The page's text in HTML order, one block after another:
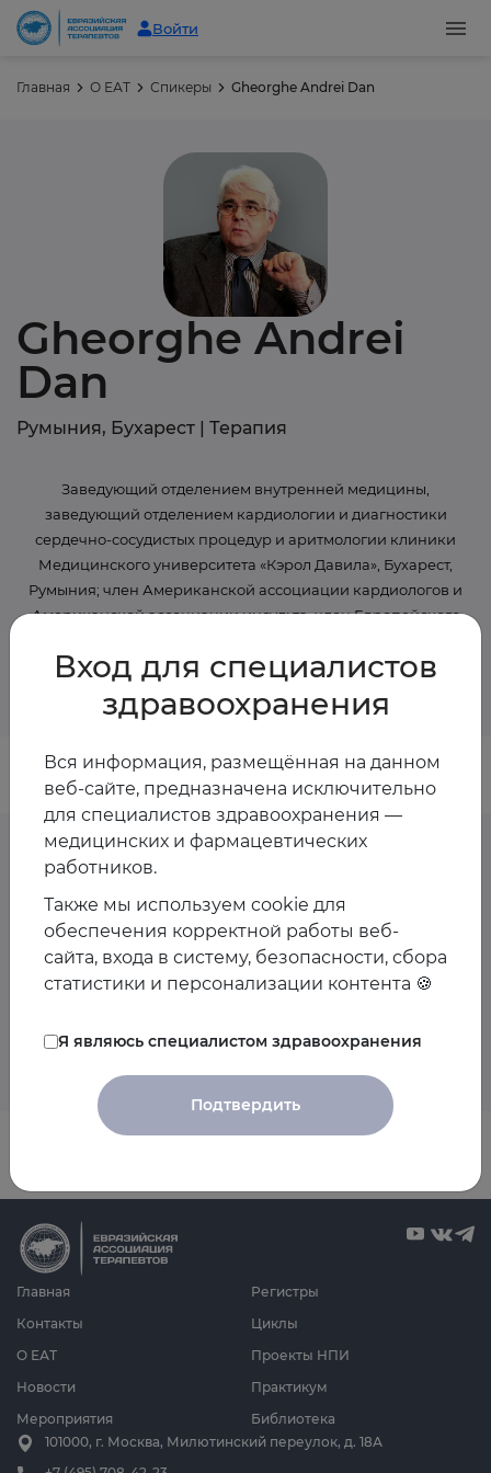
Войти
Главная О ЕАТ Спикеры Gheorghe Andrei Dan
Gheorghe Andrei
Dan
Румыния, Бухарест | Терапия
Заведующий отделением внутренней медицины,
заведующий отделением кардиологии и диагностики
сердечно-сосудистых процедур и аритмологии клиники
Медицинского университета «Кэрол Давила», Бухарест,
Румыния; член Американской ассоциации кардиологов и
Американской ассоциации инсульта, член Европейского
президент Международного общества сердечно-сосудистой
Предстоящие
мероприятия спикера
Главная
О ЕАТ
Новости
Мероприятия
Циклы
Проекты НПИ
Практикум
Библиотека
Регистры
Контакты
101000, г. Москва, Милютинский переулок, д. 18А
Вход для специалистов
здравоохранения
Вся информация, размещённая на данном
веб-сайте, предназначена исключительно
для специалистов здравоохранения —
медицинских и фармацевтических
работников.
Также мы используем cookie для
обеспечения корректной работы веб-
сайта, входа в систему, безопасности, сбора
статистики и персонализации контента 🍪
Я являюсь специалистом здравоохранения
Подтвердить